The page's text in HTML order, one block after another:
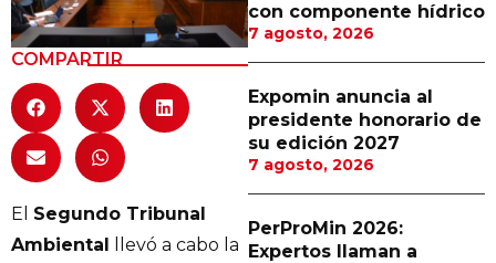
COMPARTIR
El Segundo Tribunal
Ambiental
llevó a cabo la
con componente hídrico
7 agosto, 2026
Expomin anuncia al
presidente honorario de
su edición 2027
7 agosto, 2026
PerProMin 2026:
Expertos llaman a